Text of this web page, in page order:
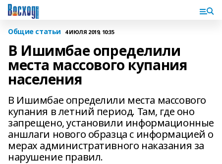
Общие статьи 4 ИЮЛЯ 2019, 10:35
В Ишимбае определили
места массового купания
населения
В Ишимбае определили места массового
купания в летний период. Там, где оно
запрещено, установили информационные
аншлаги нового образца с информацией о
мерах административного наказания за
нарушение правил.